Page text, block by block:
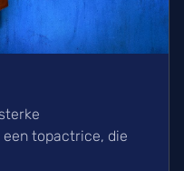
topactrice, die